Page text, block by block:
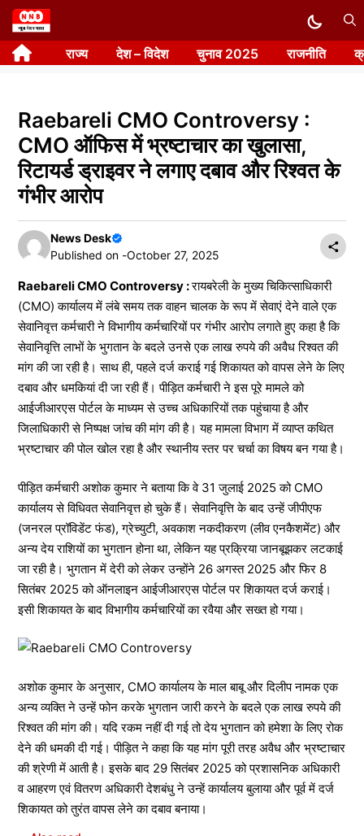
Skip
to
content राज्य देश – विदेश चुनाव 2025 राजनीति
Raebareli CMO Controversy :
CMO ऑफिस में भ्रष्टाचार का खुलासा,
रिटायर्ड ड्राइवर ने लगाए दबाव और रिश्वत के
गंभीर आरोप
News Desk
Published on -October 27, 2025
Raebareli CMO Controversy :रायबरेली के मुख्य चिकित्साधिकारी
(CMO) कार्यालय में लंबे समय तक वाहन चालक के रूप में सेवाएं देने वाले एक
सेवानिवृत्त कर्मचारी ने विभागीय कर्मचारियों पर गंभीर आरोप लगाते हुए कहा है कि
सेवानिवृत्ति लाभों के भुगतान के बदले उनसे एक लाख रुपये की अवैध रिश्वत की
मांग की जा रही है। साथ ही, पहले दर्ज कराई गई शिकायत को वापस लेने के लिए
दबाव और धमकियां दी जा रही हैं। पीड़ित कर्मचारी ने इस पूरे मामले को
आईजीआरएस पोर्टल के माध्यम से उच्च अधिकारियों तक पहुंचाया है और
जिलाधिकारी से निष्पक्ष जांच की मांग की है। यह मामला विभाग में व्याप्त कथित
भ्रष्टाचार की पोल खोल रहा है और स्थानीय स्तर पर चर्चा का विषय बन गया है।
पीड़ित कर्मचारी अशोक कुमार ने बताया कि वे 31 जुलाई 2025 को CMO
कार्यालय से विधिवत सेवानिवृत्त हो चुके हैं। सेवानिवृत्ति के बाद उन्हें जीपीएफ
(जनरल प्रॉविडेंट फंड), ग्रेच्युटी, अवकाश नकदीकरण (लीव एनकैशमेंट) और
अन्य देय राशियों का भुगतान होना था, लेकिन यह प्रक्रिया जानबूझकर लटकाई
जा रही है। भुगतान में देरी को लेकर उन्होंने 26 अगस्त 2025 और फिर 8
सितंबर 2025 को ऑनलाइन आईजीआरएस पोर्टल पर शिकायत दर्ज कराई।
इसी शिकायत के बाद विभागीय कर्मचारियों का रवैया और सख्त हो गया।
अशोक कुमार के अनुसार, CMO कार्यालय के माल बाबू और दिलीप नामक एक
अन्य व्यक्ति ने उन्हें फोन करके भुगतान जारी करने के बदले एक लाख रुपये की
रिश्वत की मांग की। यदि रकम नहीं दी गई तो देय भुगतान को हमेशा के लिए रोक
देने की धमकी दी गई। पीड़ित ने कहा कि यह मांग पूरी तरह अवैध और भ्रष्टाचार
की श्रेणी में आती है। इसके बाद 29 सितंबर 2025 को प्रशासनिक अधिकारी
व आहरण एवं वितरण अधिकारी देशबंधु ने उन्हें कार्यालय बुलाया और पूर्व में दर्ज
शिकायत को तुरंत वापस लेने का दबाव बनाया।